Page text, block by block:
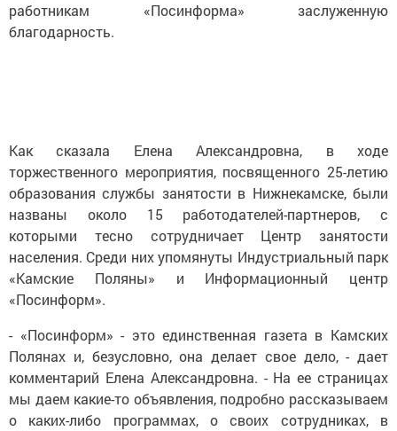
работникам «Посинформа» заслуженную
благодарность.
Как сказала Елена Александровна, в ходе
торжественного мероприятия, посвященного 25-летию
образования службы занятости в Нижнекамске, были
названы около 15 работодателей-партнеров, с
которыми тесно сотрудничает Центр занятости
населения. Среди них упомянуты Индустриальный парк
«Камские Поляны» и Информационный центр
«Посинформ».
- «Посинформ» - это единственная газета в Камских
Полянах и, безусловно, она делает свое дело, - дает
комментарий Елена Александровна. - На ее страницах
мы даем какие-то объявления, подробно рассказываем
о каких-либо программах, о своих сотрудниках, в